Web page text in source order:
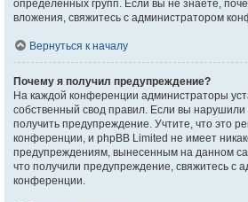
определённых групп. Если вы не знаете,
вложения, свяжитесь с администратором
Вернуться к началу
Почему я получил предупреждение?
На каждой конференции администраторы
собственный свод правил. Если вы
получить предупреждение. Учтите, что это
конференции, и phpBB Limited не имеет
предупреждениям, вынесенным на данном
что получили предупреждение, свяжитесь с
конференции.